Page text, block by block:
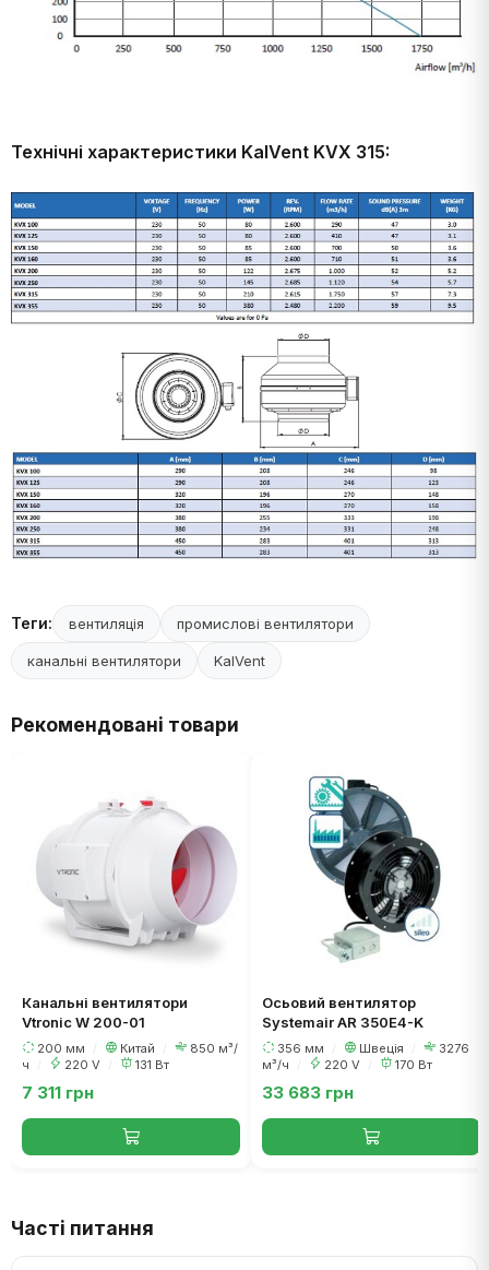
Технічні характеристики KalVent KVX 315:
Теги: вентиляція промислові вентилятори
канальні вентилятори KalVent
Рекомендовані товари
Канальні вентилятори
Vtronic W 200-01
200 мм Китай
850 м³/
ч
220 V 131 Вт
7 311 грн
Осьовий вентилятор
Systemair AR 350E4-K
356 мм Швеція
3276
м³/ч
220 V 170 Вт
33 683 грн
Часті питання